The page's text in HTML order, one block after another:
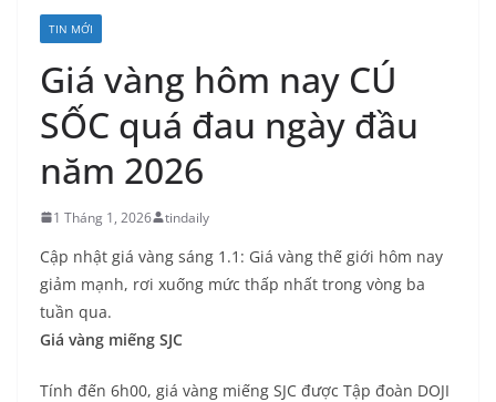
TIN MỚI
Giá vàng hôm nay CÚ
SỐC quá đau ngày đầu
năm 2026
1 Tháng 1, 2026 tindaily
Cập nhật giá vàng sáng 1.1: Giá vàng thế giới hôm nay
giảm mạnh, rơi xuống mức thấp nhất trong vòng ba
tuần qua.
Giá vàng miếng SJC
Tính đến 6h00, giá vàng miếng SJC được Tập đoàn DOJI